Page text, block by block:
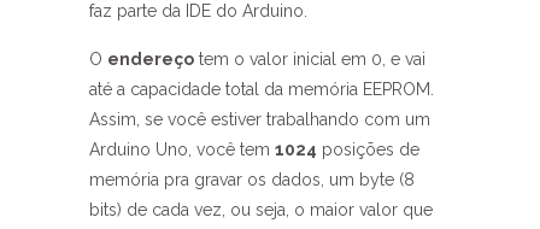
faz parte da IDE do Arduino.
O endereço tem o valor inicial em 0, e vai
até a capacidade total da memória EEPROM.
Assim, se você estiver trabalhando com um
Arduino Uno, você tem 1024 posições de
memória pra gravar os dados, um byte (8
bits) de cada vez, ou seja, o maior valor que